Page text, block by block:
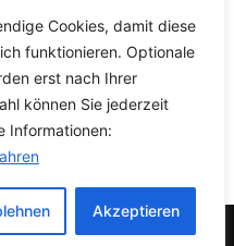
Cookies, damit diese
funktionieren. Optionale
erst nach Ihrer
können Sie jederzeit
Informationen:
Akzeptieren
Theme by TagDiv